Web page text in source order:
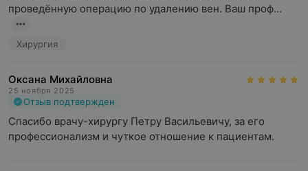
проведённую операцию по удалению вен. Ваш проф...
Хирургия
Оксана Михайловна
25 ноября 2025
Отзыв подтвержден
Спасибо врачу-хирургу Петру Васильевичу, за его
профессионализм и чуткое отношение к пациентам.